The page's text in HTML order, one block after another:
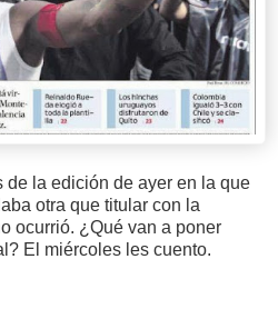
de la edición de ayer en la que
otra que titular con la
ocurrió. ¿Qué van a poner
El miércoles les cuento.